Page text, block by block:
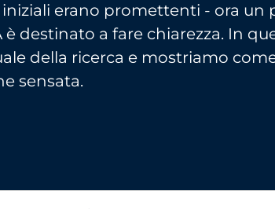
erano promettenti - ora un
destinato a fare chiarezza. In
della ricerca e mostriamo
sensata.